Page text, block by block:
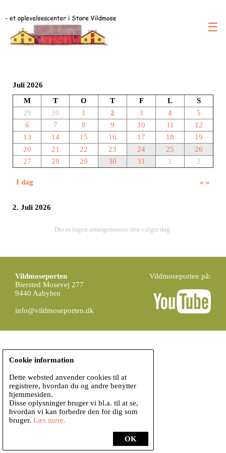
☰
Juli 2026
M
T O T F L
S
29
30 1 2 3 4
5
6
7 8 9 10 11
12
13
14 15 16 17 18
19
20
21 22 23 24 25
26
27
28 29 30 31 1 2
I dag « »
2. Juli 2026
Der er ingen arrangementer den valgte dag.
Vildmoseporten
Biersted Mosevej 277
9440 Aabybro
info@vildmoseporten.dk
Vildmoseporten på:
OK
Cookie information
Dette websted anvender cookies til at
registrere, hvordan du og andre benytter
hjemmesiden.
Disse oplysninger bruger vi bl.a. til at se,
hvordan vi kan forbedre den for dig som
bruger. Læs mere.